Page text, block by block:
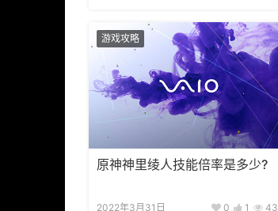
游戏攻略
原神神里绫人技能倍率是多少?
2022年3月31日 0 1